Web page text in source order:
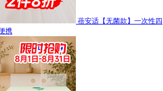
蓓安适【无菌款】一次性四
携